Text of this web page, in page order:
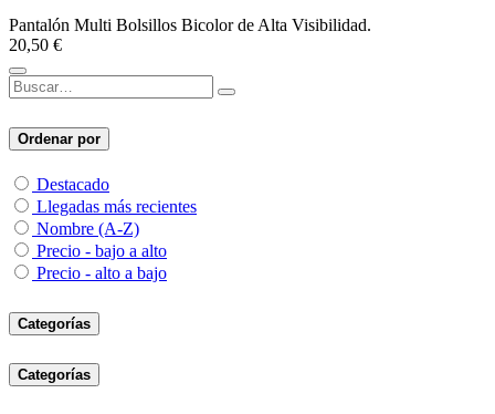
Pantalón Multi Bolsillos Bicolor de Alta Visibilidad.
20,50 €
Ordenar por
Destacado
Llegadas más recientes
Nombre (A-Z)
Precio - bajo a alto
Precio - alto a bajo
Categorías
Categorías